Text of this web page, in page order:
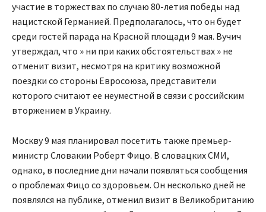
участие в торжествах по случаю 80-летия победы над
нацистской Германией. Предполагалось, что он будет
среди гостей парада на Красной площади 9 мая. Вучич
утверждал, что » ни при каких обстоятельствах » не
отменит визит, несмотря на критику возможной
поездки со стороны Евросоюза, представители
которого считают ее неуместной в связи с российским
вторжением в Украину.
Москву 9 мая планировал посетить также премьер-
министр Словакии Роберт Фицо. В словацких СМИ,
однако, в последние дни начали появляться сообщения
о проблемах Фицо со здоровьем. Он несколько дней не
появлялся на публике, отменил визит в Великобританию